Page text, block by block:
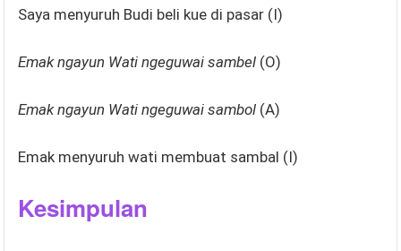
Saya menyuruh Budi beli kue di pasar (I)
Emak ngayun Wati ngeguwai sambel (O)
Emak ngayun Wati ngeguwai sambol (A)
Emak menyuruh wati membuat sambal (I)
Kesimpulan